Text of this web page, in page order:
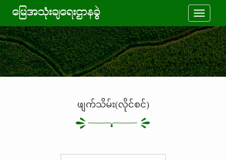
Toggle
ဖျက်သိမ်း(လိုင်စင်)